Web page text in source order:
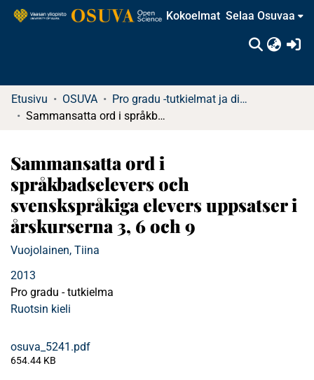
Kokoelmat Selaa Osuvaa
Etusivu OSUVA
Pro gradu -tutkielmat ja diplomityöt
Sammansatta ord i språkbadselevers och svenskspråkiga elevers uppsatser i årskurserna 3, 6 och 9
Sammansatta ord i
språkbadselevers och
svenskspråkiga elevers uppsatser i
årskurserna 3, 6 och 9
Vuojolainen, Tiina
2013
Pro gradu - tutkielma
Ruotsin kieli
osuva_5241.pdf
654.44 KB